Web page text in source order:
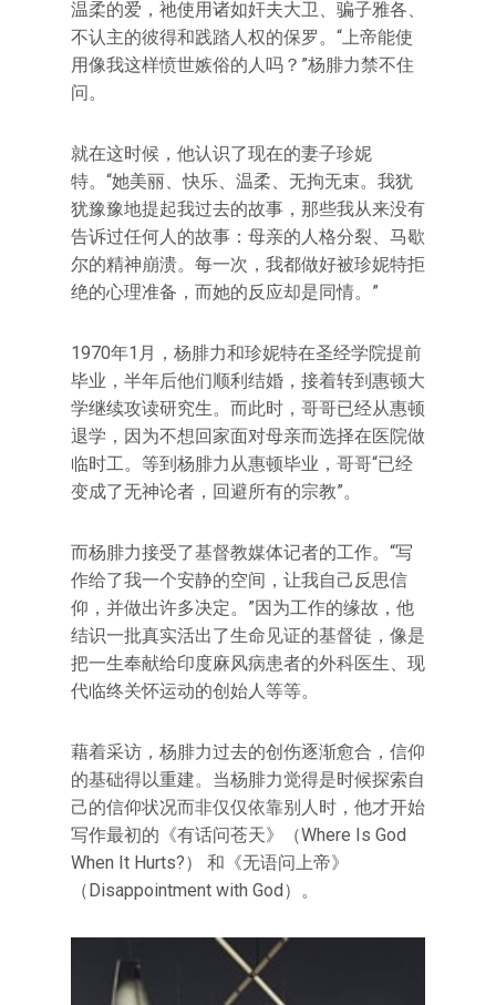
温柔的爱，祂使用诸如奸夫大卫、骗子雅各、
不认主的彼得和践踏人权的保罗。“上帝能使
用像我这样愤世嫉俗的人吗？”杨腓力禁不住
问。
就在这时候，他认识了现在的妻子珍妮
特。“她美丽、快乐、温柔、无拘无束。我犹
犹豫豫地提起我过去的故事，那些我从来没有
告诉过任何人的故事：母亲的人格分裂、马歇
尔的精神崩溃。每一次，我都做好被珍妮特拒
绝的心理准备，而她的反应却是同情。”
1970年1月，杨腓力和珍妮特在圣经学院提前
毕业，半年后他们顺利结婚，接着转到惠顿大
学继续攻读研究生。而此时，哥哥已经从惠顿
退学，因为不想回家面对母亲而选择在医院做
临时工。等到杨腓力从惠顿毕业，哥哥“已经
变成了无神论者，回避所有的宗教”。
而杨腓力接受了基督教媒体记者的工作。“写
作给了我一个安静的空间，让我自己反思信
仰，并做出许多决定。”因为工作的缘故，他
结识一批真实活出了生命见证的基督徒，像是
把一生奉献给印度麻风病患者的外科医生、现
代临终关怀运动的创始人等等。
藉着采访，杨腓力过去的创伤逐渐愈合，信仰
的基础得以重建。当杨腓力觉得是时候探索自
己的信仰状况而非仅仅依靠别人时，他才开始
写作最初的《有话问苍天》（Where Is God
When It Hurts?） 和《无语问上帝》
（Disappointment with God）。